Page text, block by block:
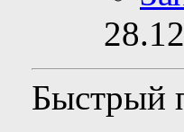
Быстрый